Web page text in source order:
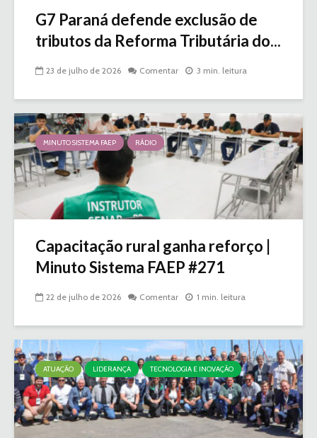
G7 Paraná defende exclusão de
tributos da Reforma Tributária do...
23 de julho de 2026 Comentar 3 min. leitura
MINUTO SISTEMA FAEP RÁDIO
Capacitação rural ganha reforço |
Minuto Sistema FAEP #271
22 de julho de 2026 Comentar 1 min. leitura
ATUAÇÃO LIDERANÇA TECNOLOGIA E INOVAÇÃO